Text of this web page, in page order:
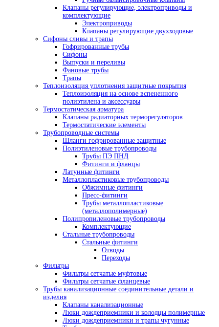
Клапаны регулирующие, электроприводы и
комплектующие
Электроприводы
Клапаны регулирующие двухходовые
Сифоны сливы и трапы
Гофрированные трубы
Сифоны
Выпуски и переливы
Фановые трубы
Трапы
Теплоизоляция уплотнения защитные покрытия
Теплоизоляция на основе вспененного
полиэтилена и аксессуары
Термостатическая арматура
Клапаны радиаторных терморегуляторов
Термостатические элементы
Трубопроводные системы
Шланги гофрированные защитные
Полиэтиленовые трубопроводы
Трубы ПЭ ПНД
Фитинги и фланцы
Латунные фитинги
Металлопластиковые трубопроводы
Обжимные фитинги
Пресс-фитинги
Трубы металлопластиковые
(металлополимерные)
Полипропиленовые трубопроводы
Комплектующие
Стальные трубопроводы
Стальные фитинги
Отводы
Переходы
Фильтры
Фильтры сетчатые муфтовые
Фильтры сетчатые фланцевые
Трубы канализационные соединительные детали и
изделия
Клапаны канализационные
Люки дождеприемники и колодцы полимерные
Люки дождеприемники и трапы чугунные